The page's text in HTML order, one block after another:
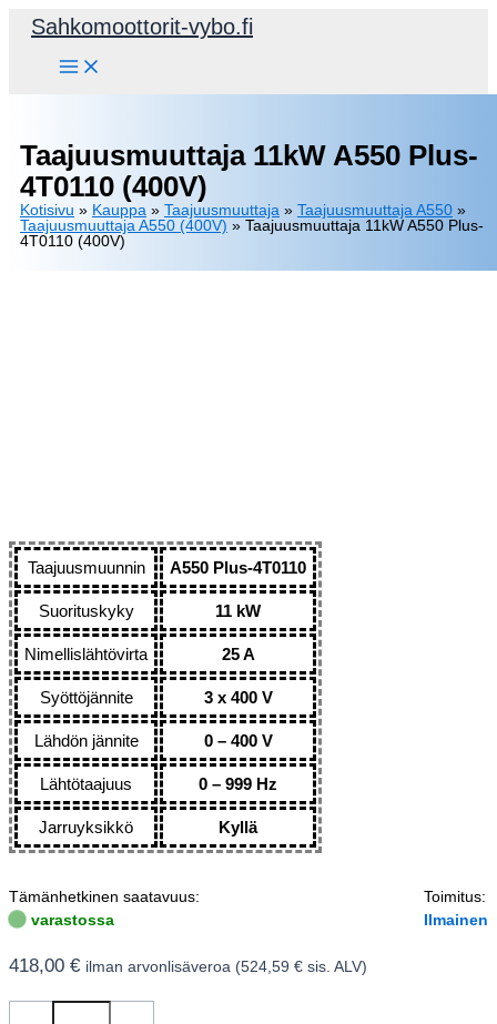
Siirry
Sahkomoottorit-vybo.fi
Taajuusmuuttaja 11kW A550 Plus-
4T0110 (400V)
Kotisivu » Kauppa » Taajuusmuuttaja » Taajuusmuuttaja A550 »
Taajuusmuuttaja A550 (400V) » Taajuusmuuttaja 11kW A550 Plus-
4T0110 (400V)
Taajuusmuunnin A550 Plus-4T0110
Suorituskyky 11 kW
Nimellislähtövirta 25 A
Syöttöjännite 3 x 400 V
Lähdön jännite 0 – 400 V
Lähtötaajuus 0 – 999 Hz
Jarruyksikkö Kyllä
Tämänhetkinen saatavuus:
varastossa
Toimitus:
Ilmainen
418,00 € ilman arvonlisäveroa (524,59 € sis. ALV)